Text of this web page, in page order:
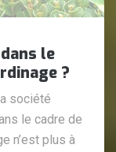
le
?
société
le cadre de
n’est plus à